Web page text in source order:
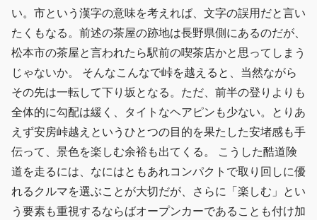
い。市という漢字の意味を考えれば、文字の誤用だと言い
たくもなる。前述の茶屋の跡地は長野県側にあるのだが、
松本市の茶屋と言われたら駅前の喫茶店かと思ってしまう
じゃないか。 そんなこんなで峠を越えると、当然ながら
その先は一転して下り坂となる。ただ、前半の登りよりも
全体的に勾配は緩く、タイトなヘアピンも少ない。とりあ
えず安房峠越えというひとつの目的を果たした安堵感も手
伝って、景色を楽しむ余裕も出てくる。 こうした酷道険
道を走るには、なにはともあれコンパクトで取り回しに優
れるクルマを選ぶことが大切だが、さらに「楽しむ」とい
う要素も重視するならばオープンカーであることも付け加